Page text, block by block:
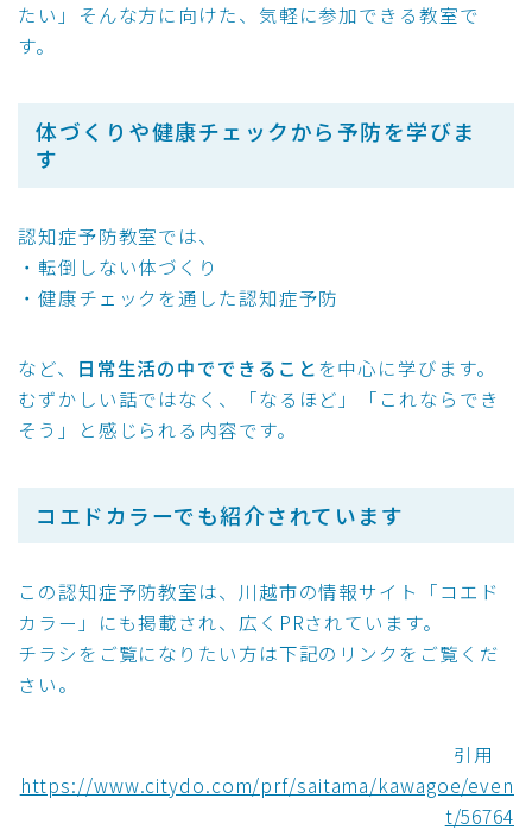
たい」そんな方に向けた、気軽に参加できる教室で
す。
体づくりや健康チェックから予防を学びま
す
認知症予防教室では、
・転倒しない体づくり
・健康チェックを通した認知症予防
など、 日常生活の中でできることを中心に学びます。
むずかしい話ではなく、「なるほど」「これならでき
そう」と感じられる内容です。
コエドカラーでも紹介されています
この認知症予防教室は、川越市の情報サイト「コエド
カラー」にも掲載され、広くPRされています。
チラシをご覧になりたい方は下記のリンクをご覧くだ
さい。
引用
https://www.citydo.com/prf/saitama/kawagoe/even
t/56764